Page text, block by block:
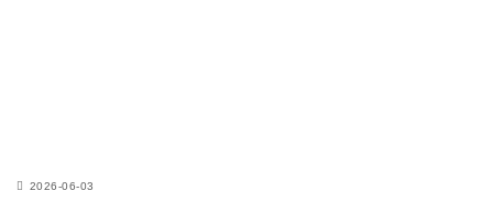
2026-06-03